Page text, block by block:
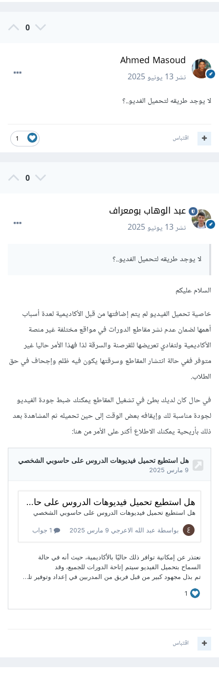
0
Ahmed Masoud
نشر13 يونيو 2025
لا يوجد طريقه لتحميل الفديو..؟
1 اقتباس
0
عبد الوهاب بومعراف
نشر13 يونيو 2025
لا يوجد طريقه لتحميل الفديو..؟
السلام عليكم
خاصية تحميل الفيديو لم يتم إضافتها من قبل الأكاديمية لعدة أسباب
أهمها لضمان عدم نشر مقاطع الدورات في مواقع مختلفة غير منصة
الأكاديمية ولتفادي تعريضها للقرصنة والسرقة لذا فهذا الأمر حاليا غير
متوفر ففي حالة انتشار المقاطع وسرقتها يكون فيه ظلم وإجحاف في حق
الطلاب.
في حال كان لديك بطئ في تشغيل المقاطع يمكنك ضبط جودة الفيديو
لجودة مناسبة لك وإيقافه بعض الوقت إلى حين تحميله ثم المشاهدة بعد
ذلك بأريحية يمكنك الاطلاع أكثر على الأمر من هنا:
اقتباس